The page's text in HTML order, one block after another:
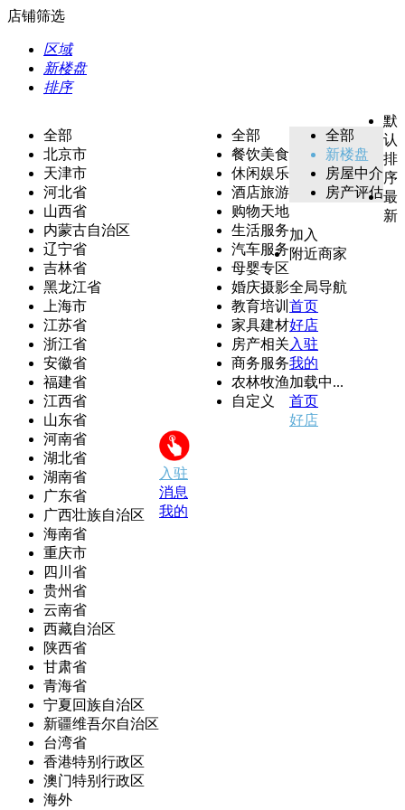
店铺筛选
区域
新楼盘
排序
全部
北京市
天津市
河北省
山西省
内蒙古自治区
辽宁省
吉林省
黑龙江省
上海市
江苏省
浙江省
安徽省
福建省
江西省
山东省
河南省
湖北省
湖南省
广东省
广西壮族自治区
海南省
重庆市
四川省
贵州省
云南省
西藏自治区
陕西省
甘肃省
青海省
宁夏回族自治区
新疆维吾尔自治区
台湾省
香港特别行政区
澳门特别行政区
海外
全部
餐饮美食
休闲娱乐
酒店旅游
购物天地
生活服务
汽车服务
母婴专区
婚庆摄影
教育培训
家具建材
房产相关
商务服务
农林牧渔
自定义
全部
新楼盘
房屋中介
房产评估
默
认
排
序
最
新
加入
附近商家
全局导航
首页
好店
入驻
我的
加载中...
首页
好店
入驻
消息
我的